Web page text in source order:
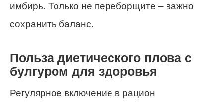
имбирь. Только не переборщите – важно
сохранить баланс.
Польза диетического плова с
булгуром для здоровья
Регулярное включение в рацион